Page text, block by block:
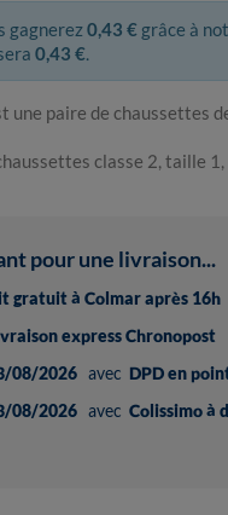
gagnerez0,43 € grâce à
0,43 €.
une paire de chaussettes
classe 2, taille
pour une livraison...
gratuit à Colmar après 16h
express Chronopost
08/2026 avec DPD en
08/2026 avec Colissimo à